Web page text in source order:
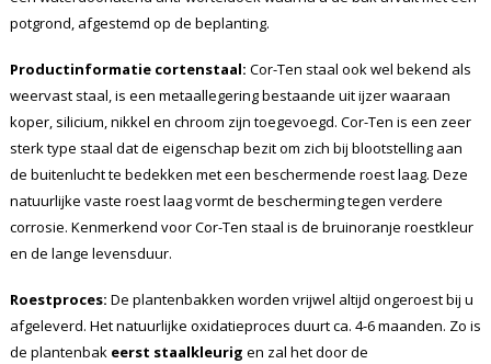
potgrond, afgestemd op de beplanting.
Productinformatie cortenstaal: Cor-Ten staal ook wel bekend als
weervast staal, is een metaallegering bestaande uit ijzer waaraan
koper, silicium, nikkel en chroom zijn toegevoegd. Cor-Ten is een zeer
sterk type staal dat de eigenschap bezit om zich bij blootstelling aan
de buitenlucht te bedekken met een beschermende roest laag. Deze
natuurlijke vaste roest laag vormt de bescherming tegen verdere
corrosie. Kenmerkend voor Cor-Ten staal is de bruinoranje roestkleur
en de lange levensduur.
Roestproces: De plantenbakken worden vrijwel altijd ongeroest bij u
afgeleverd. Het natuurlijke oxidatieproces duurt ca. 4-6 maanden. Zo is
de plantenbak eerst staalkleurig en zal het door de